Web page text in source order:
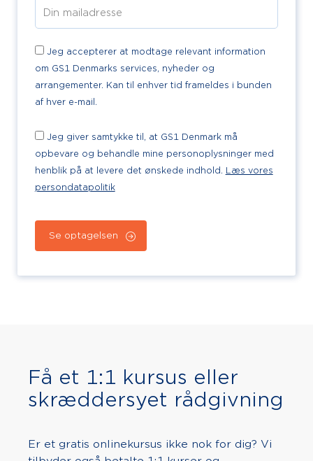
Jeg accepterer at modtage relevant information
om GS1 Denmarks services, nyheder og
arrangementer. Kan til enhver tid frameldes i bunden
af hver e-mail.
Jeg giver samtykke til, at GS1 Denmark må
opbevare og behandle mine personoplysninger med
henblik på at levere det ønskede indhold. Læs vores
persondatapolitik
Få et 1:1 kursus eller
skræddersyet rådgivning
Er et gratis onlinekursus ikke nok for dig? Vi